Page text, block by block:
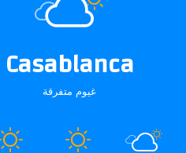
Casablanca
غيوم متفرقة